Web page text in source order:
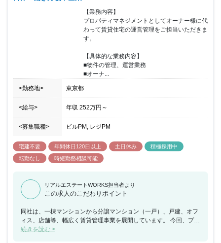
【業務内容】
プロパティマネジメントとしてオーナー様に代
わって賃貸住宅の運営管理をご担当いただきま
す。
【具体的な業務内容】
■物件の管理、運営業務
■オーナ...
<勤務地> 東京都
<給与> 年収 252万円 ～
<募集職種> ビルPM, レジPM
宅建不要 年間休日120日以上 土日休み
積極採用中
転勤なし
時短勤務相談可能
リアルエステートWORKS担当者より
この求人のこだわりポイント
同社は、一棟マンションから分譲マンション（一戸）、戸建、オフ
ィス、店舗等、幅広く賃貸管理事業を展開しています。 今回、プロ
パティマネジメントとしてオーナー様に代わって賃貸住宅の運営管
続きを読む >